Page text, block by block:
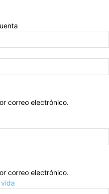
correo electrónico.
correo electrónico.